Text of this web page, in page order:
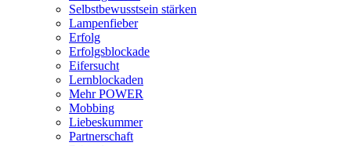
Selbstbewusstsein stärken
Lampenfieber
Erfolg
Erfolgsblockade
Eifersucht
Lernblockaden
Mehr POWER
Mobbing
Liebeskummer
Partnerschaft